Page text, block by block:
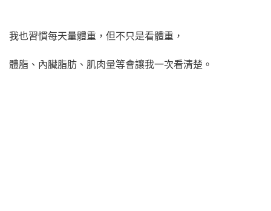
我也習慣每天量體重，但不只是看體重，
體脂、內臟脂肪、肌肉量等會讓我一次看清楚。